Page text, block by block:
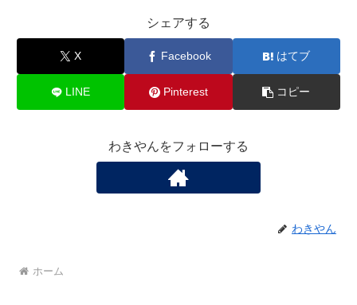
シェアする
X Facebook はてブ
LINE Pinterest コピー
わきやんをフォローする
わきやん
ホーム